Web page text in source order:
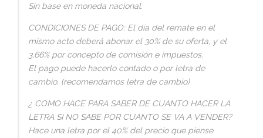
Sin base en moneda nacional.
CONDICIONES DE PAGO: El día del remate en el
mismo acto deberá abonar el 30% de su oferta, y el
3,66% por concepto de comisión e impuestos.
El pago puede hacerlo contado o por letra de
cambio. (recomendamos letra de cambio)
¿ COMO HACE PARA SABER DE CUANTO HACER LA
LETRA SI NO SABE POR CUANTO SE VA A VENDER?
Hace una letra por el 40% del precio que piense